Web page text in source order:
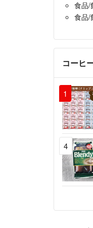
食品/
食品/
コーヒ
1
4